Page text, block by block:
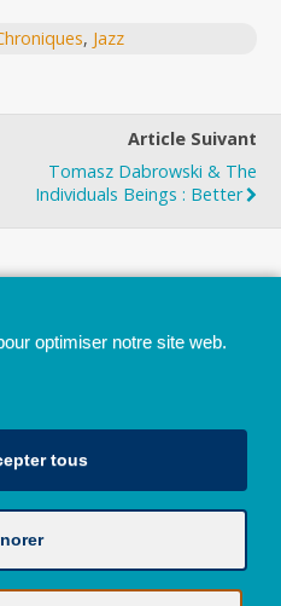
, Jazz
Article Suivant
Tomasz Dabrowski & The
Individuals Beings : Better
la Province de Liège
réservés - JazzMania
optimiser notre site web.
tous